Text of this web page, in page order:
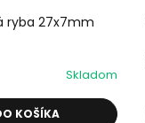
ryba 27x7mm
Skladom
KOŠÍKA